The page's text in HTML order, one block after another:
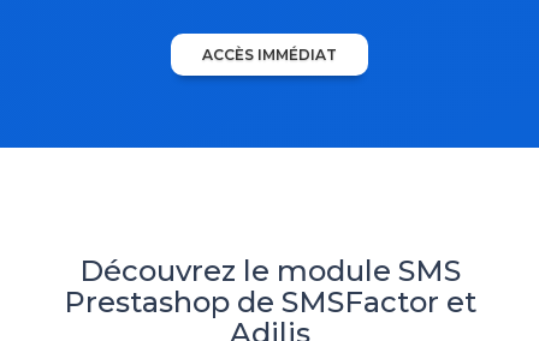
ACCÈS IMMÉDIAT
Découvrez le module SMS
Prestashop de SMSFactor et
Adilis